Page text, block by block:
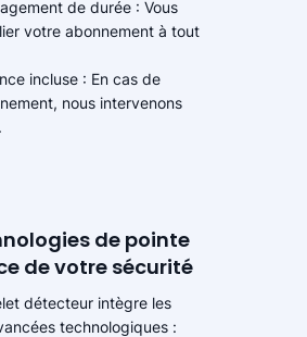
de durée : Vous
votre abonnement à tout
incluse : En cas de
nous intervenons
de pointe
de votre sécurité
détecteur intègre les
technologiques :